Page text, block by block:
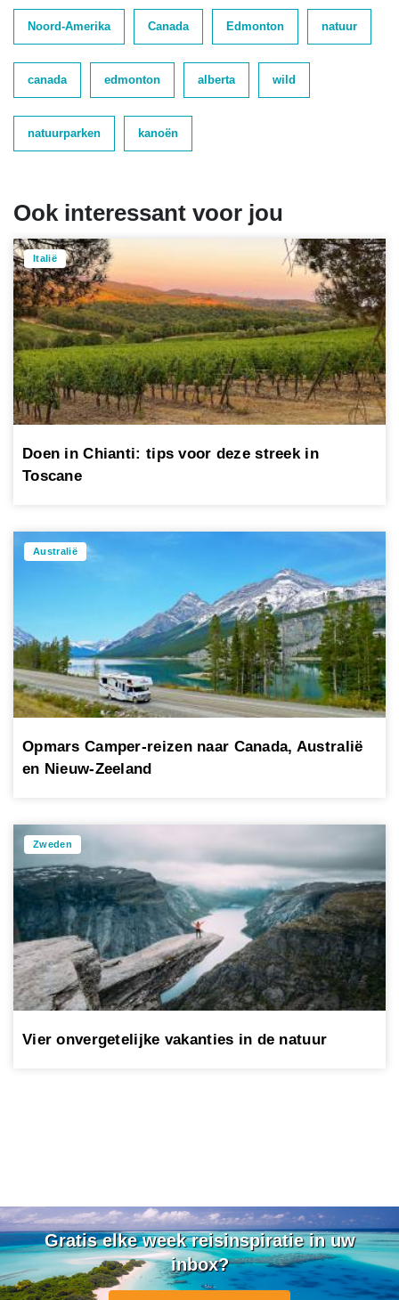
Noord-Amerika Canada Edmonton natuur
canada edmonton alberta wild
natuurparken kanoën
Ook interessant voor jou
Italië
Doen in Chianti: tips voor deze streek in
Toscane
Australië
Opmars Camper-reizen naar Canada, Australië
en Nieuw-Zeeland
Zweden
Vier onvergetelijke vakanties in de natuur
Gratis elke week reisinspiratie in uw
inbox?